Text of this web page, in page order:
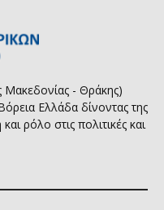
Μακεδονίας - Θράκης)
Ελλάδα δίνοντας της
ρόλο στις πολιτικές και